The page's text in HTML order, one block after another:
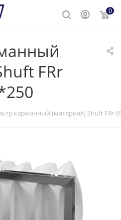
0
FRr
карманный (материал) Shuft FRr